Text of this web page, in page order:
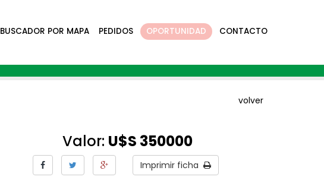
BUSCADOR POR MAPA PEDIDOS OPORTUNIDAD CONTACTO
volver
Valor: U$S 350000
Imprimir ficha